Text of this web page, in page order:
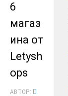
6
магаз
ина от
Letysh
ops
АВТОР: